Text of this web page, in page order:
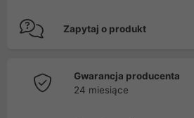
Zapytaj o produkt
Gwarancja producenta
24 miesiące